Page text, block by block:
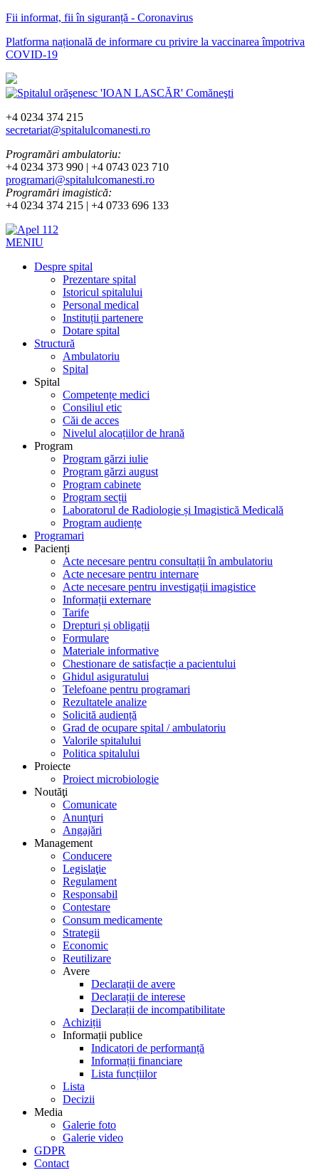
Fii informat, fii în siguranță - Coronavirus
Platforma națională de informare cu privire la vaccinarea împotriva
COVID-19
+4 0234 374 215
secretariat@spitalulcomanesti.ro
Programări ambulatoriu:
+4 0234 373 990 | +4 0743 023 710
programari@spitalulcomanesti.ro
Programări imagistică:
+4 0234 374 215 | +4 0733 696 133
MENIU
Despre spital
Prezentare spital
Istoricul spitalului
Personal medical
Instituții partenere
Dotare spital
Structură
Ambulatoriu
Spital
Spital
Competențe medici
Consiliul etic
Căi de acces
Nivelul alocațiilor de hrană
Program
Program gărzi iulie
Program gărzi august
Program cabinete
Program secții
Laboratorul de Radiologie și Imagistică Medicală
Program audiențe
Programari
Pacienți
Acte necesare pentru consultații în ambulatoriu
Acte necesare pentru internare
Acte necesare pentru investigații imagistice
Informații externare
Tarife
Drepturi și obligații
Formulare
Materiale informative
Chestionare de satisfacție a pacientului
Ghidul asiguratului
Telefoane pentru programari
Rezultatele analize
Solicită audiență
Grad de ocupare spital / ambulatoriu
Valorile spitalului
Politica spitalului
Proiecte
Proiect microbiologie
Noutăţi
Comunicate
Anunţuri
Angajări
Management
Conducere
Legislaţie
Regulament
Responsabil
Contestare
Consum medicamente
Strategii
Economic
Reutilizare
Avere
Declarații de avere
Declarații de interese
Declarații de incompatibilitate
Achiziții
Informații publice
Indicatori de performanță
Informații financiare
Lista funcțiilor
Lista
Decizii
Media
Galerie foto
Galerie video
GDPR
Contact